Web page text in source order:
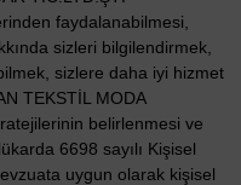
faydalanabilmesi,
sizleri bilgilendirmek,
sizlere daha iyi hizmet
TEKSTİL MODA
belirlenmesi ve
6698 sayılı Kişisel
uygun olarak kişisel